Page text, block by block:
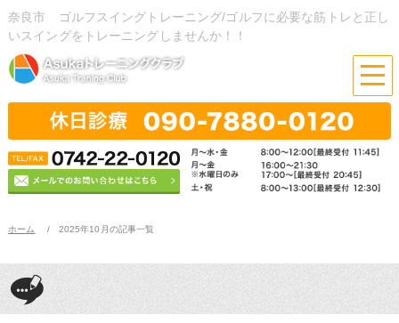
奈良市 ゴルフスイングトレーニング/ゴルフに必要な筋トレと正し
いスイングをトレーニングしませんか！！
ホーム 2025年10月の記事一覧